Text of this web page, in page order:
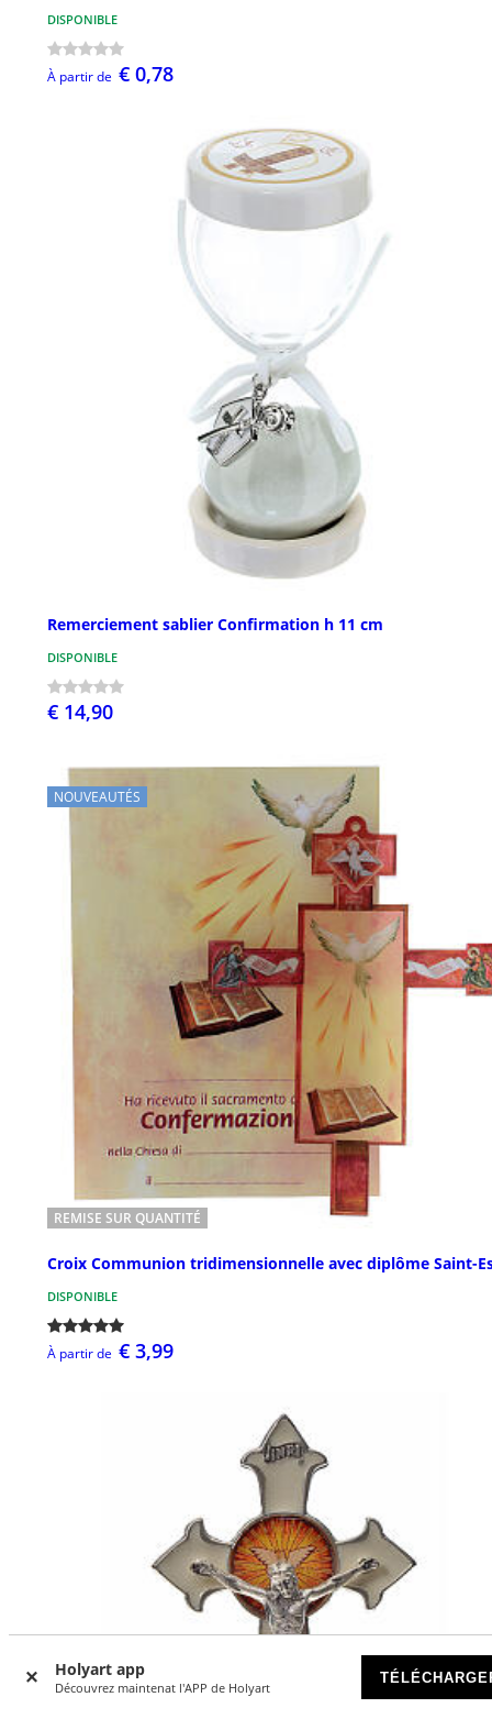
Holyart app
Découvrez maintenat l'APP de Holyart
DISPONIBLE
À partir de € 0,78
Remerciement sablier Confirmation h 11 cm
DISPONIBLE
€ 14,90
NOUVEAUTÉS
REMISE SUR QUANTITÉ
Croix Communion tridimensionnelle avec diplôme Saint-
DISPONIBLE
À partir de € 3,99